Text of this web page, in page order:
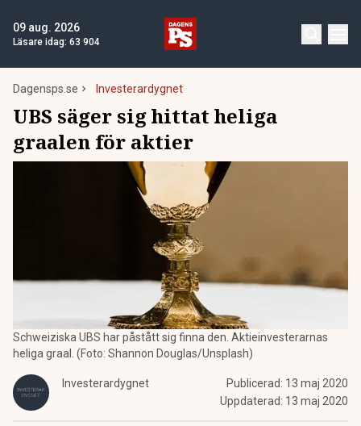
09 aug. 2026
Läsare idag: 63 904
Dagensps.se Investerardygnet
UBS säger sig hittat heliga
graalen för aktier
Schweiziska UBS har påstått sig finna den. Aktieinvesterarnas
heliga graal. (Foto: Shannon Douglas/Unsplash)
Investerardygnet Publicerad: 13 maj 2020
Uppdaterad: 13 maj 2020